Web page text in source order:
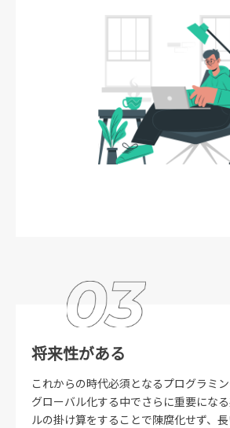
将来性がある
これからの時代必須となるプログラミ
グローバル化する中でさらに重要にな
ルの掛け算をすることで陳腐化せず、